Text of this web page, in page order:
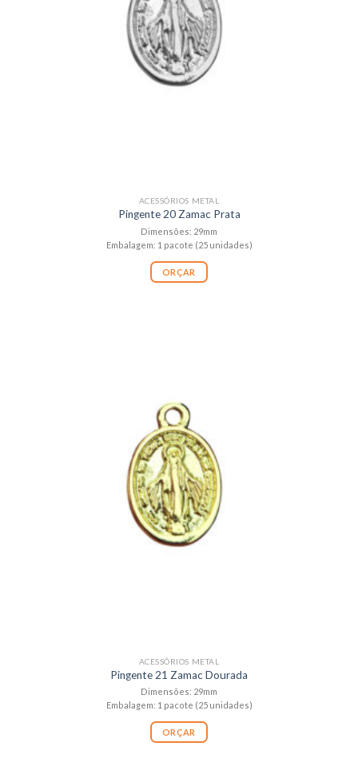
ACESSÓRIOS METAL
Pingente 20 Zamac Prata
Dimensões: 29mm
Embalagem: 1 pacote (25 unidades)
ORÇAR
ACESSÓRIOS METAL
Pingente 21 Zamac Dourada
Dimensões: 29mm
Embalagem: 1 pacote (25 unidades)
ORÇAR